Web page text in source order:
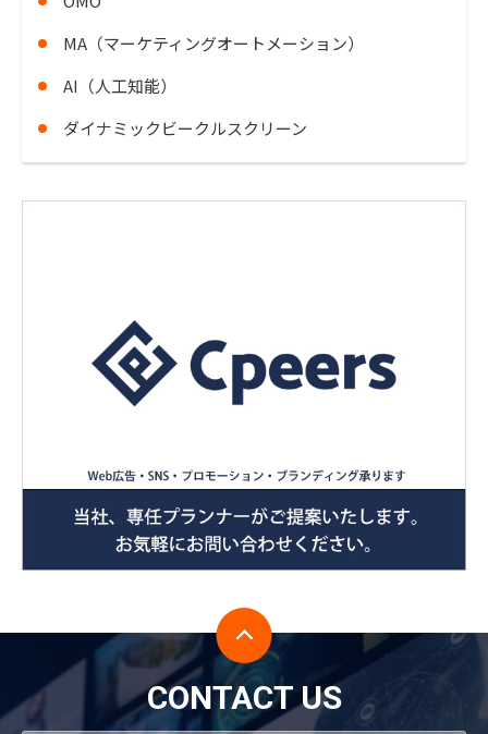
MA（マーケティングオートメーション）
AI（人工知能）
ダイナミックビークルスクリーン
CONTACT US